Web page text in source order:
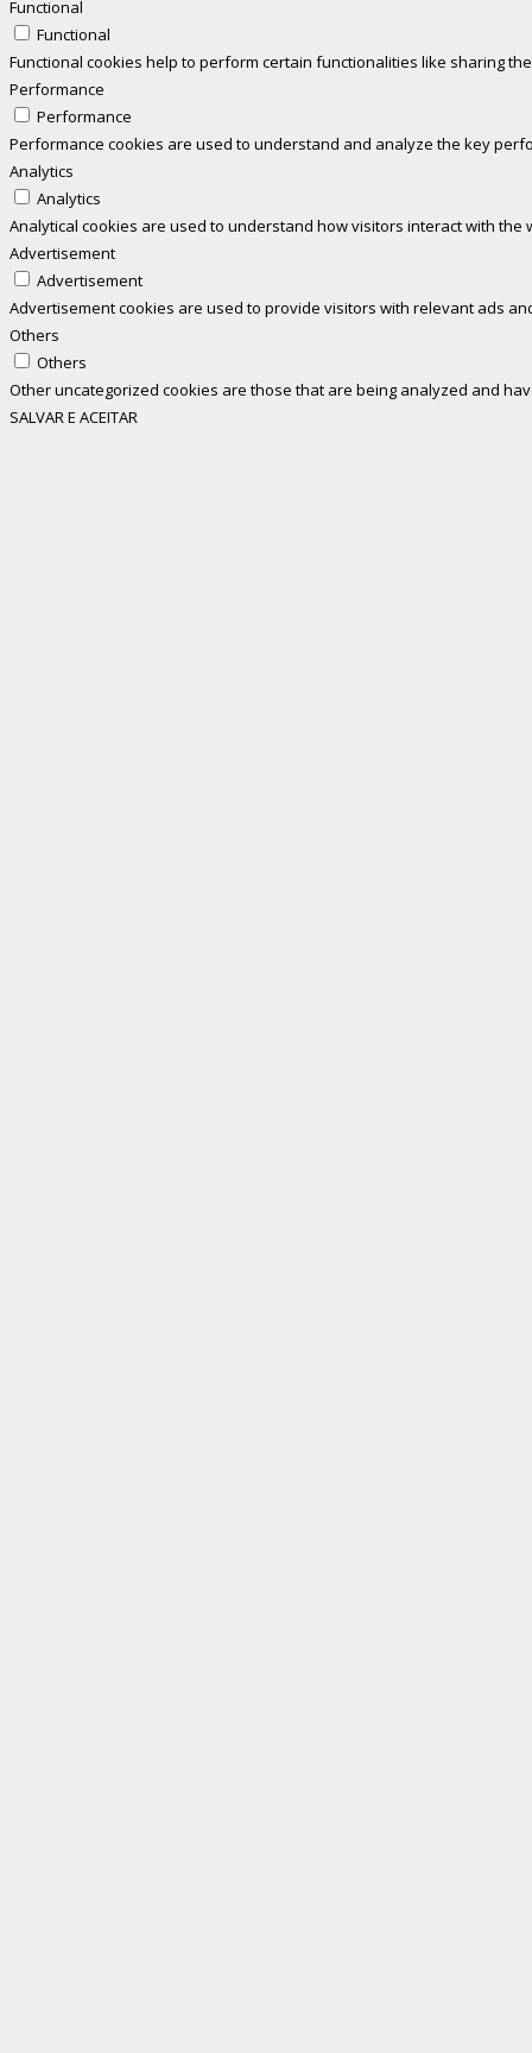
Functional
Functional
Functional cookies help to perform certain functionalities like sharing
Performance
Performance
Performance cookies are used to understand and analyze the key
Analytics
Analytics
Analytical cookies are used to understand how visitors interact with
Advertisement
Advertisement
Advertisement cookies are used to provide visitors with relevant ads
Others
Others
Other uncategorized cookies are those that are being analyzed and
SALVAR E ACEITAR